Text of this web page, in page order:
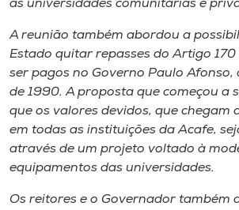
Selecione
o idioma
A+
A-
as universidades comunitárias e
A reunião também abordou a
Estado quitar repasses do Artigo
ser pagos no Governo Paulo Afonso,
de 1990. A proposta que começou a
que os valores devidos, que chegam
em todas as instituições da Acafe,
através de um projeto voltado à
equipamentos das universidades.
Os reitores e o Governador também